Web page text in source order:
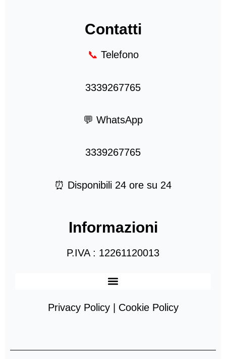
Contatti
📞 Telefono
3339267765
💬 WhatsApp
3339267765
⏰ Disponibili 24 ore su 24
Informazioni
P.IVA : 12261120013
Privacy Policy | Cookie Policy